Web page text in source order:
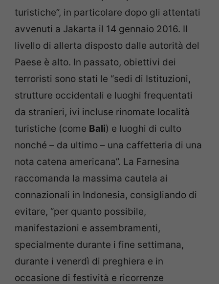
turistiche”, in particolare dopo gli attentati
avvenuti a Jakarta il 14 gennaio 2016. Il
livello di allerta disposto dalle autorità del
Paese è alto. In passato, obiettivi dei
terroristi sono stati le “sedi di Istituzioni,
strutture occidentali e luoghi frequentati
da stranieri, ivi incluse rinomate località
turistiche (come Bali) e luoghi di culto
nonché – da ultimo – una caffetteria di una
nota catena americana”. La Farnesina
raccomanda la massima cautela ai
connazionali in Indonesia, consigliando di
evitare, “per quanto possibile,
manifestazioni e assembramenti,
specialmente durante i fine settimana,
durante i venerdì di preghiera e in
occasione di festività e ricorrenze